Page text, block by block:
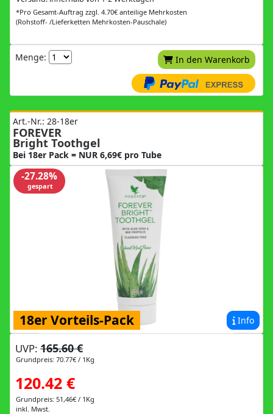
*Pro Gesamt-Auftrag zzgl. 4.70€ anteilige Mehrkosten
(Rohstoff- /Lieferketten Mehrkosten-Pauschale)
Menge: In den Warenkorb
Art.-Nr.: 28-18er
FOREVER
Bright Toothgel
Bei 18er Pack = NUR 6,69€ pro Tube
-27.28%
gespart
Info
18er Vorteils-Pack
UVP: 165.60 €
Grundpreis: 70.77€ / 1Kg
120.42 €
Grundpreis: 51,46€ / 1Kg
inkl. Mwst.